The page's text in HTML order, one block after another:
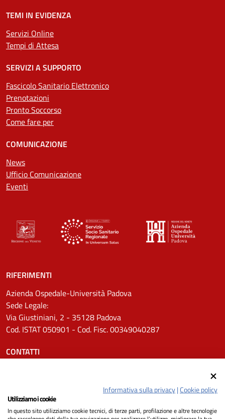
TEMI IN EVIDENZA
Servizi Online
Tempi di Attesa
SERVIZI A SUPPORTO
Fascicolo Sanitario Elettronico
Prenotazioni
Pronto Soccorso
Come fare per
COMUNICAZIONE
News
Ufficio Comunicazione
Eventi
RIFERIMENTI
Azienda Ospedale-Università Padova
Sede Legale:
Via Giustiniani, 2 - 35128 Padova
Cod. ISTAT 050901 - Cod. Fisc. 00349040287
CONTATTI
Pec: protocollo.aopd@pecveneto.it
SEGUICI SU
Informativa sulla privacy|Cookie policy
Utilizziamo i cookie
In questo sito utilizziamo cookie tecnici, di terze parti, profilazione e altre tecnologie